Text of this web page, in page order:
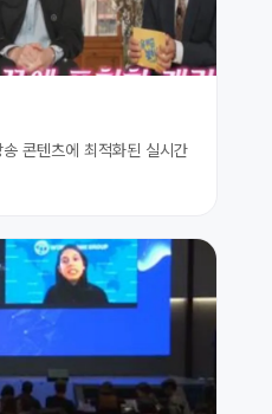
콘텐츠에 최적화된 실시간